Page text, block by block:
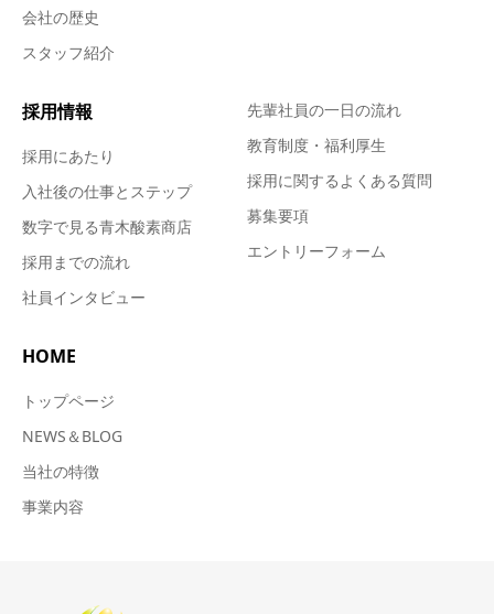
会社の歴史
スタッフ紹介
採用情報
採用にあたり
入社後の仕事とステップ
数字で見る青木酸素商店
採用までの流れ
社員インタビュー
先輩社員の一日の流れ
教育制度・福利厚生
採用に関するよくある質問
募集要項
エントリーフォーム
HOME
トップページ
NEWS＆BLOG
当社の特徴
事業内容